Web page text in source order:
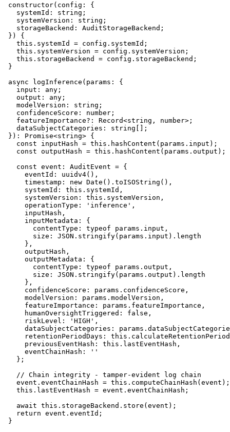
constructor( config : {
    systemId:
string ;
    systemVersion:
string ;
    storageBackend: AuditStorageBackend;
  }
) {
this . systemId = config. systemId ;
this . systemVersion = config. systemVersion ;
this . storageBackend = config. storageBackend ;
  }
async
logInference ( params : {
input : any ;
output : any ;
modelVersion : string ;
confidenceScore : number ;
featureImportance?: Record<string , number>;
dataSubjectCategories : string [];
  }):
Promise<string> {
const inputHash = this . hashContent (params. input );
const outputHash = this . hashContent (params. output );
const event : AuditEvent = {
eventId : uuidv4(),
timestamp : new Date (). toISOString (),
systemId : this . systemId ,
systemVersion : this . systemVersion ,
operationType : 'inference' ,
      inputHash,
inputMetadata : {
contentType : typeof params. input ,
size : JSON . stringify(params. input ). length
      },
      outputHash,
outputMetadata : {
contentType : typeof params. output ,
size : JSON . stringify(params. output ). length
      },
confidenceScore : params. confidenceScore ,
modelVersion : params. modelVersion ,
featureImportance : params. featureImportance ,
humanOversightTriggered : false ,
riskLevel : 'HIGH' ,
dataSubjectCategories : params.
retentionPeriodDays : this . calculateRetentionPeriod
previousEventHash : this . lastEventHash ,
eventChainHash :
''
    };
// Chain integrity - tamper-evident log chain
    event.
eventChainHash = this . computeChainHash (event);
this . lastEventHash = event. eventChainHash ;
await this . storageBackend . store (event);
return event. eventId ;
  }